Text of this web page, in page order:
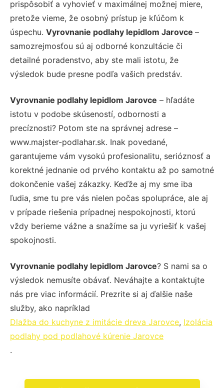
prispôsobiť a vyhovieť v maximálnej možnej miere,
pretože vieme, že osobný prístup je kľúčom k
úspechu. Vyrovnanie podlahy lepidlom Jarovce –
samozrejmosťou sú aj odborné konzultácie či
detailné poradenstvo, aby ste mali istotu, že
výsledok bude presne podľa vašich predstáv.
Vyrovnanie podlahy lepidlom Jarovce – hľadáte
istotu v podobe skúseností, odbornosti a
precíznosti? Potom ste na správnej adrese –
www.majster-podlahar.sk. Inak povedané,
garantujeme vám vysokú profesionalitu, serióznosť a
korektné jednanie od prvého kontaktu až po samotné
dokončenie vašej zákazky. Keďže aj my sme iba
ľudia, sme tu pre vás nielen počas spolupráce, ale aj
v prípade riešenia prípadnej nespokojnosti, ktorú
vždy berieme vážne a snažíme sa ju vyriešiť k vašej
spokojnosti.
Vyrovnanie podlahy lepidlom Jarovce? S nami sa o
výsledok nemusíte obávať. Neváhajte a kontaktujte
nás pre viac informácií. Prezrite si aj ďalšie naše
služby, ako napríklad
Dlažba do kuchyne z imitácie dreva Jarovce, Izolácia
podlahy pod podlahové kúrenie Jarovce
.